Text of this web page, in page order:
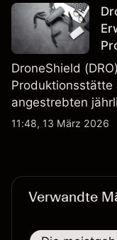
verlässlicher
DroneShield
angestrebten
etwa 2,4 Mrd.
11:48, 13 März 2026
Verwandte